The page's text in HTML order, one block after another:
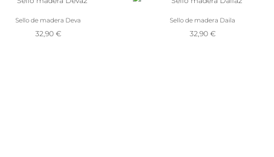
Sello de madera Deva
32,90 €
Sello de madera Daila
32,90 €